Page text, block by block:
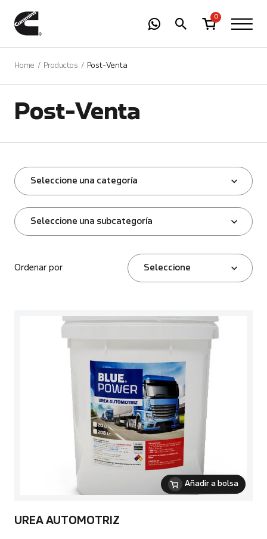
0
Home Productos Post-Venta
Post-Venta
Seleccione una categoría
Seleccione una subcategoría
Ordenar por Seleccione
Añadir a bolsa
UREA AUTOMOTRIZ